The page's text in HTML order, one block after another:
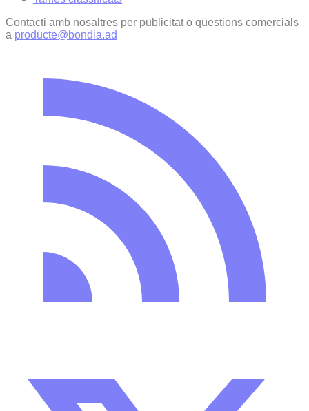
Contacti amb nosaltres per publicitat o qüestions comercials
a producte@bondia.ad